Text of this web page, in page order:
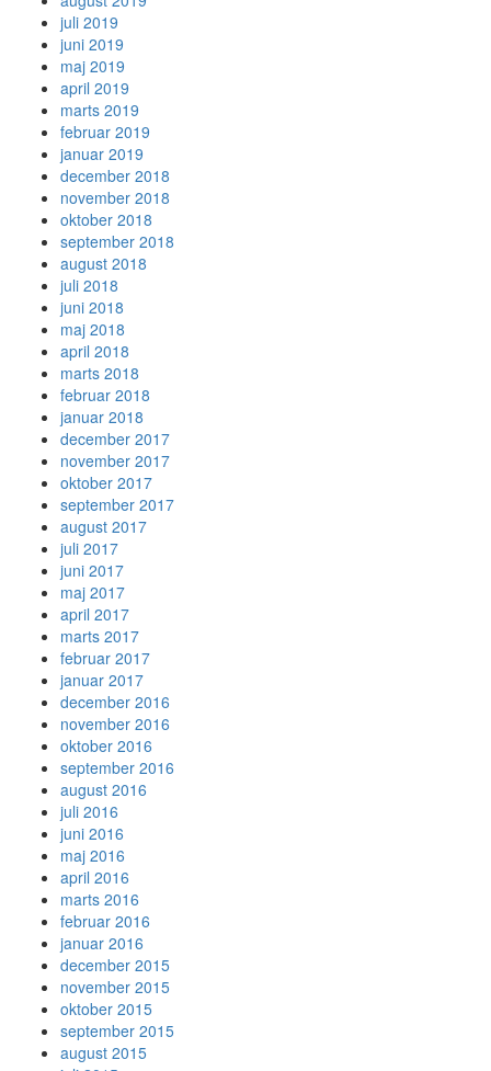
juli 2019
juni 2019
maj 2019
april 2019
marts 2019
februar 2019
januar 2019
december 2018
november 2018
oktober 2018
september 2018
august 2018
juli 2018
juni 2018
maj 2018
april 2018
marts 2018
februar 2018
januar 2018
december 2017
november 2017
oktober 2017
september 2017
august 2017
juli 2017
juni 2017
maj 2017
april 2017
marts 2017
februar 2017
januar 2017
december 2016
november 2016
oktober 2016
september 2016
august 2016
juli 2016
juni 2016
maj 2016
april 2016
marts 2016
februar 2016
januar 2016
december 2015
november 2015
oktober 2015
september 2015
august 2015